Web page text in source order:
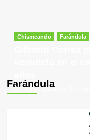
Farándula
Chismeando Farándula
Prensa Dateando